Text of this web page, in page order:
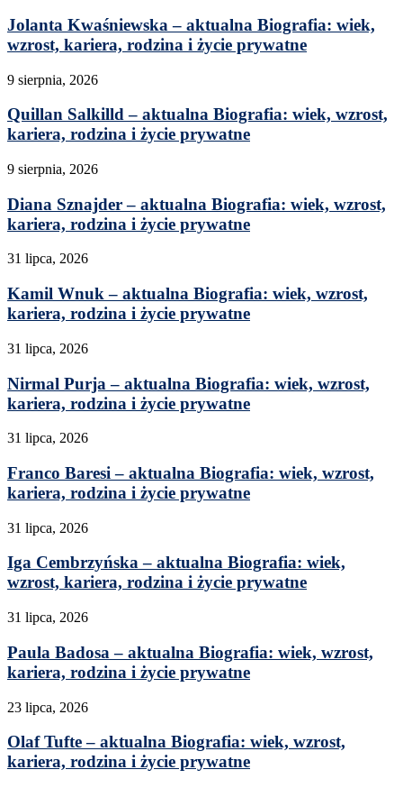
Jolanta Kwaśniewska – aktualna Biografia: wiek,
wzrost, kariera, rodzina i życie prywatne
9 sierpnia, 2026
Quillan Salkilld – aktualna Biografia: wiek, wzrost,
kariera, rodzina i życie prywatne
9 sierpnia, 2026
Diana Sznajder – aktualna Biografia: wiek, wzrost,
kariera, rodzina i życie prywatne
31 lipca, 2026
Kamil Wnuk – aktualna Biografia: wiek, wzrost,
kariera, rodzina i życie prywatne
31 lipca, 2026
Nirmal Purja – aktualna Biografia: wiek, wzrost,
kariera, rodzina i życie prywatne
31 lipca, 2026
Franco Baresi – aktualna Biografia: wiek, wzrost,
kariera, rodzina i życie prywatne
31 lipca, 2026
Iga Cembrzyńska – aktualna Biografia: wiek,
wzrost, kariera, rodzina i życie prywatne
31 lipca, 2026
Paula Badosa – aktualna Biografia: wiek, wzrost,
kariera, rodzina i życie prywatne
23 lipca, 2026
Olaf Tufte – aktualna Biografia: wiek, wzrost,
kariera, rodzina i życie prywatne